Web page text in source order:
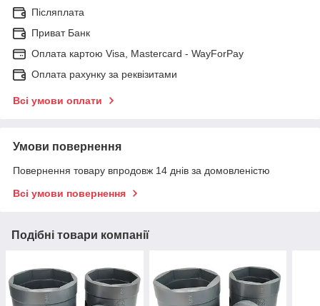
Післяплата
Приват Банк
Оплата картою Visa, Mastercard - WayForPay
Оплата рахунку за реквізитами
Всі умови оплати
Умови повернення
Повернення товару впродовж 14 днів за домовленістю
Всі умови повернення
Подібні товари компанії